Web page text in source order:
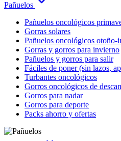
Pañuelos
Pañuelos oncológicos
Gorras solares
Pañuelos oncológicos otoño-
Gorras y gorros para invierno
Pañuelos y gorros para salir
Fáciles de poner (sin lazos,
Turbantes oncológicos
Gorros oncológicos de
Gorros para nadar
Gorros para deporte
Packs ahorro y ofertas